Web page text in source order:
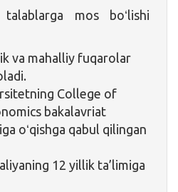
mos boʻlishi
va mahalliy fuqarolar
College of
bakalavriat
oʻqishga qabul qilingan
12 yillik ta’limiga